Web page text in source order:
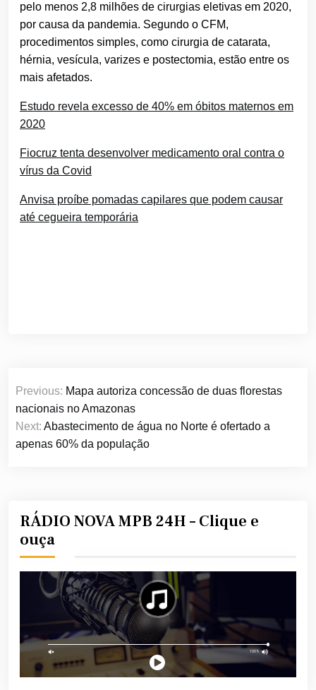
pelo menos 2,8 milhões de cirurgias eletivas em 2020,
por causa da pandemia. Segundo o CFM,
procedimentos simples, como cirurgia de catarata,
hérnia, vesícula, varizes e postectomia, estão entre os
mais afetados.
Estudo revela excesso de 40% em óbitos maternos em
2020
Fiocruz tenta desenvolver medicamento oral contra o
vírus da Covid
Anvisa proíbe pomadas capilares que podem causar
até cegueira temporária
Navegação
de
Post
Previous: Mapa autoriza concessão de duas florestas
nacionais no Amazonas
Next: Abastecimento de água no Norte é ofertado a
apenas 60% da população
RÁDIO NOVA MPB 24H – Clique e
ouça